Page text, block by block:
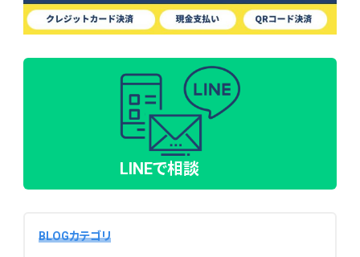
LINEで相談
BLOGカテゴリ